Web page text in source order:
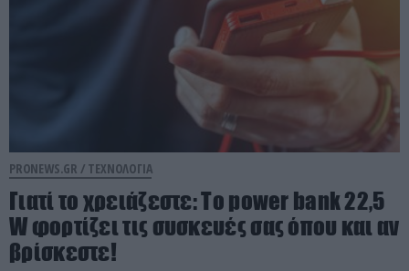
PRONEWS.GR / ΤΕΧΝΟΛΟΓΙΑ
Γιατί το χρειάζεστε: Το power bank 22,5
W φορτίζει τις συσκευές σας όπου και αν
βρίσκεστε!